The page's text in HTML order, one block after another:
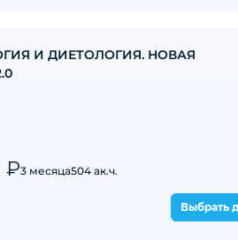
И ДИЕТОЛОГИЯ. НОВАЯ
₽3 месяца504 ак.ч.
Выбрать